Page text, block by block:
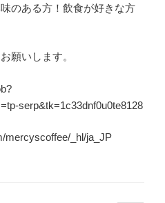
のある方！飲食が好きな方
願いします。
serp&tk=1c33dnf0u0te8128
mercyscoffee/_hl/ja_JP